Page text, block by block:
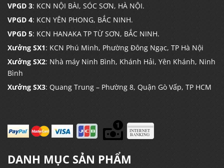
VPGD 3: KCN NỘI BÀI, SÓC SƠN, HÀ NỘI.
VPGD 4: KCN YÊN PHONG, BẮC NINH.
VPGD 5: KCN HANAKA TP TỪ SƠN, BẮC NINH.
Xưởng SX1: KCN Phú Minh, Phường Đông Ngạc, TP Hà Nội
Xưởng SX2: Nhà máy Ninh Bình, Khánh Hải, Yên Khánh, Ninh
Bình
Xưởng SX3: Quang Trung – Phường 8, Quận Gò Vấp, TP HCM
DANH MỤC SẢN PHẨM